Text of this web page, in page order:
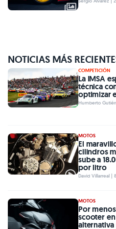
NOTICIAS MÁS
COMPETICIÓN
La IMSA
técnica
optimizar
Humberto
MOTOS
El
cilindros
sube a
por litro
David Villarreal |
MOTOS
Por
scooter